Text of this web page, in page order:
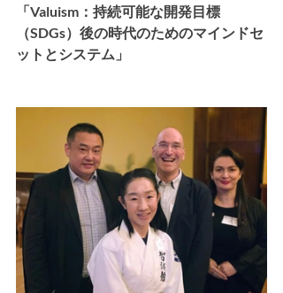
「Valuism：持続可能な開発目標
（SDGs）後の時代のためのマインドセ
ットとシステム」